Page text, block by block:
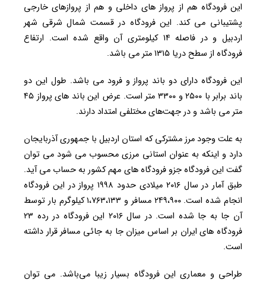
این فرودگاه هم از پرواز های داخلی و هم از پروازهای خارجی
پشتیبانی می کند. این فرودگاه در قسمت شمال شرقی شهر
اردبیل و در فاصله ۱۴ کیلومتری آن واقع شده است. ارتفاع
فرودگاه از سطح دریا ۱۳۱۵ متر می باشد.
این فرودگاه دارای دو باند پرواز و فرود می باشد. طول این دو
باند برابر با ۲۵۰۰ و ۳۳۰۰ متر است. عرض این باند های پرواز ۴۵
متر می باشد و در جهت‌های مختلفی امتداد دارند.
به علت وجود مرز مشترکی که استان اردبیل با جمهوری آذربایجان
دارد و اینکه به عنوان استانی مرزی محسوب می شود می توان
گفت این فرودگاه جزو فرودگاه های مهم کشور به حساب می آید.
طبق آمار در سال ۲۰۱۶ میلادی حدود ۱۹۹۸ پرواز در این فرودگاه
انجام شده است. ۲۴۹،۹۰۰ مسافر و ۱،۷۶۳،۱۳۳ کیلوگرم بار توسط
آن جا به جا شده است. در سال ۲۰۱۶ این فرودگاه در رده ۲۳
فرودگاه های ایران بر اساس میزان جا به جائی مسافر قرار داشته
است.
طراحی و معماری این فرودگاه بسیار زیبا می‌باشد. می توان